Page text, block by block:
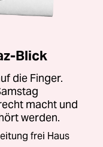
Blick
die Finger.
macht und
werden.
frei Haus